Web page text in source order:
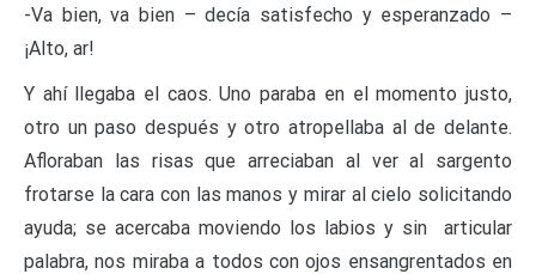
-Va bien, va bien – decía satisfecho y esperanzado –
¡Alto, ar!
Y ahí llegaba el caos. Uno paraba en el momento justo,
otro un paso después y otro atropellaba al de delante.
Afloraban las risas que arreciaban al ver al sargento
frotarse la cara con las manos y mirar al cielo solicitando
ayuda; se acercaba moviendo los labios y sin articular
palabra, nos miraba a todos con ojos ensangrentados en